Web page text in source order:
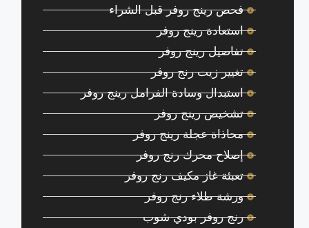
فحص رينج روفر قبل الشراء
استعادة رينج روفر
تفاصيل رينج روفر
تغيير زيت رنج روفر
استبدال وسادة الفرامل رينج روفر
تشخيص رينج روفر
محاذاة عجلة رينج روفر
إصلاح محرك رنج روفر
تعبئة غاز مكيف رنج روفر
ورشة طلاء رنج روفر
رنج روفر بودي شوب